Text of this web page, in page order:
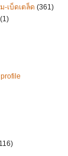
-เบ็ดเตล็ด (361)
(1)